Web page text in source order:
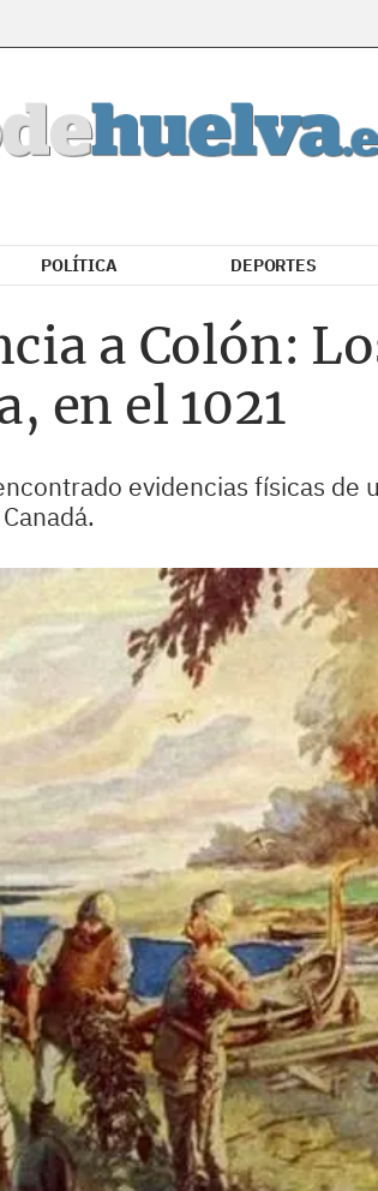
POLÍTICA DEPORTES
a Colón:
en el 1021
evidencias físicas